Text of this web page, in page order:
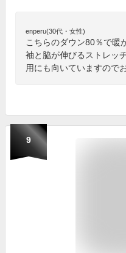
enperu(30代・女性)
こちらのダウン80％で暖
袖と脇が伸びるストレッ
用にも向いていますので
9